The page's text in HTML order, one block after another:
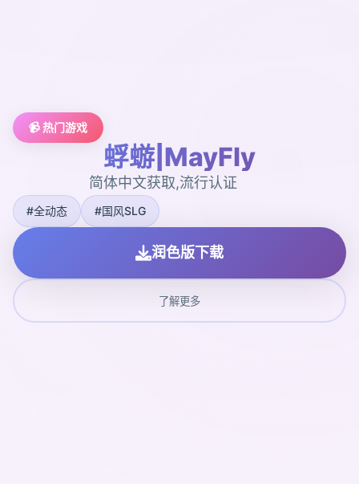
📹 热门游戏
蜉蝣|MayFly
简体中文获取,流行认证
#全动态 #国风SLG
润色版下载
了解更多